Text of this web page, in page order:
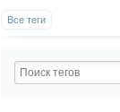
Все теги